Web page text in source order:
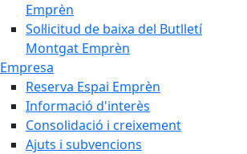
Emprèn
Sol·licitud de baixa del Butlletí
Montgat Emprèn
Empresa
Reserva Espai Emprèn
Informació d'interès
Consolidació i creixement
Ajuts i subvencions